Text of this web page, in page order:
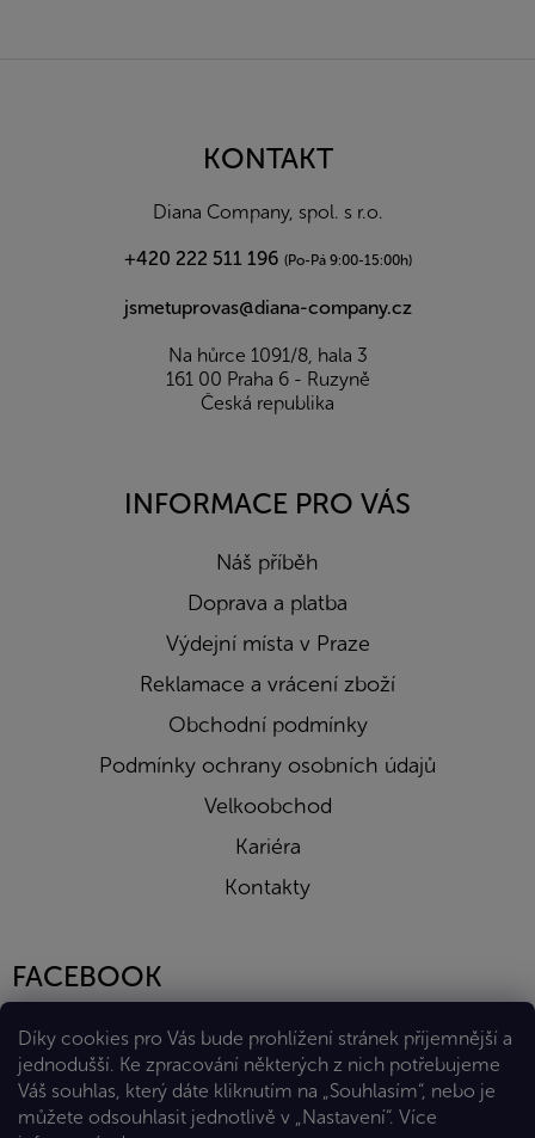
Díky cookies pro Vás bude prohlížení stránek příjemnější a
jednodušší. Ke zpracování některých z nich potřebujeme
Váš souhlas, který dáte kliknutím na „Souhlasím“, nebo je
můžete odsouhlasit jednotlivě v „Nastavení“. Více
KONTAKT
Diana Company, spol. s r.o.
+420 222 511 196 (Po-Pá 9:00-15:00h)
jsmetuprovas@diana-company.cz
Na hůrce 1091/8, hala 3
161 00 Praha 6 - Ruzyně
Česká republika
INFORMACE PRO VÁS
Náš příběh
Doprava a platba
Výdejní místa v Praze
Reklamace a vrácení zboží
Obchodní podmínky
Podmínky ochrany osobních údajů
Velkoobchod
Kariéra
Kontakty
FACEBOOK